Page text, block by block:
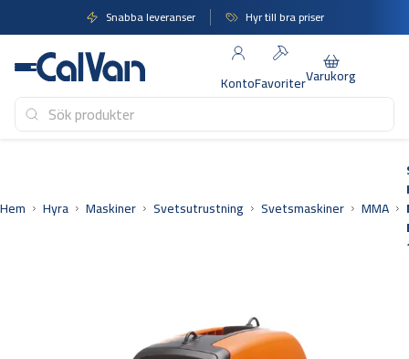
till
innehåll
Snabba leveranser Hyr till bra priser
KontoFavoriterVarukorg
Hem Hyra Maskiner Svetsutrustning Svetsmaskiner MMA